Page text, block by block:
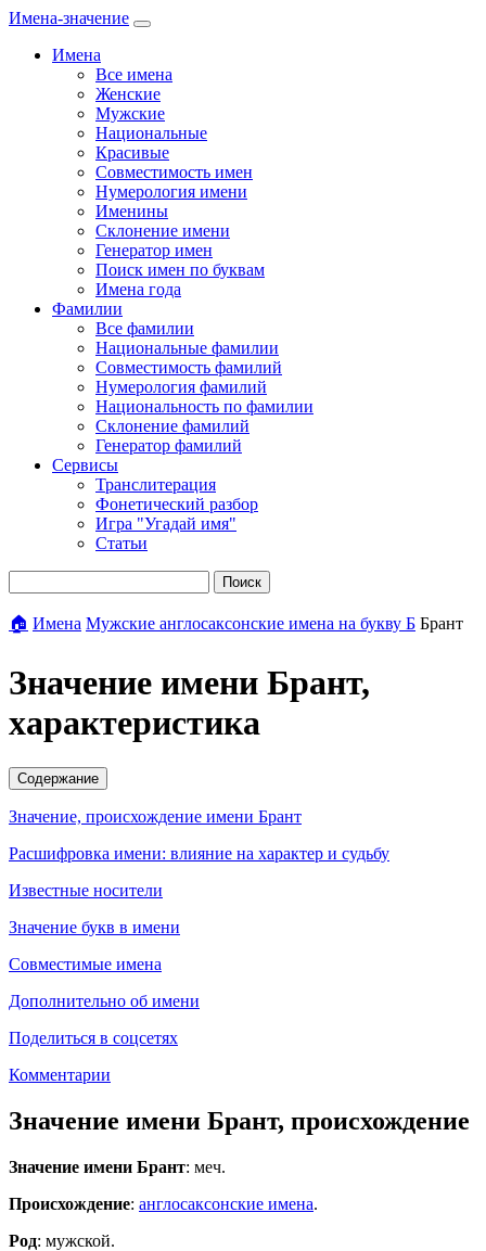
Имена-значение
Имена
Все имена
Женские
Мужские
Национальные
Красивые
Совместимость имен
Нумерология имени
Именины
Склонение имени
Генератор имен
Поиск имен по буквам
Имена года
Фамилии
Все фамилии
Национальные фамилии
Совместимость фамилий
Нумерология фамилий
Национальность по фамилии
Склонение фамилий
Генератор фамилий
Сервисы
Транслитерация
Фонетический разбор
Игра "Угадай имя"
Статьи
Поиск
🏠 Имена Мужские англосаксонские имена на букву Б Брант
Значение имени Брант,
характеристика
Содержание
Значение, происхождение имени Брант
Расшифровка имени: влияние на характер и судьбу
Известные носители
Значение букв в имени
Совместимые имена
Дополнительно об имени
Поделиться в соцсетях
Комментарии
Значение имени Брант, происхождение
Значение имени Брант: меч.
Происхождение: англосаксонские имена.
Род: мужской.